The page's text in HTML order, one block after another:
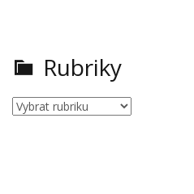
Rubriky
Rubriky